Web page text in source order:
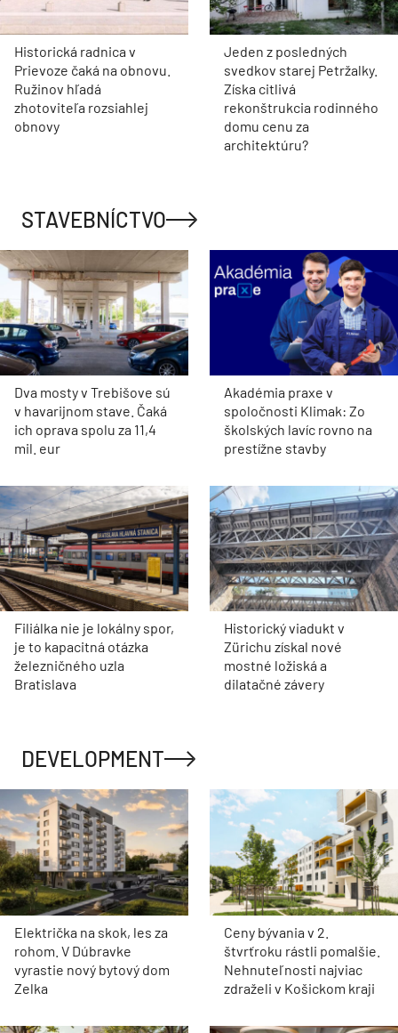
Historická radnica v
Prievoze čaká na obnovu.
Ružinov hľadá
zhotoviteľa rozsiahlej
obnovy
Jeden z posledných
svedkov starej Petržalky.
Získa citlivá
rekonštrukcia rodinného
domu cenu za
architektúru?
STAVEBNÍCTVO
Dva mosty v Trebišove sú
v havarijnom stave. Čaká
ich oprava spolu za 11,4
mil. eur
Akadémia praxe v
spoločnosti Klimak: Zo
školských lavíc rovno na
prestížne stavby
Filiálka nie je lokálny spor,
je to kapacitná otázka
železničného uzla
Bratislava
Historický viadukt v
Zürichu získal nové
mostné ložiská a
dilatačné závery
DEVELOPMENT
Električka na skok, les za
rohom. V Dúbravke
vyrastie nový bytový dom
Zelka
Ceny bývania v 2.
štvrťroku rástli pomalšie.
Nehnuteľnosti najviac
zdraželi v Košickom kraji